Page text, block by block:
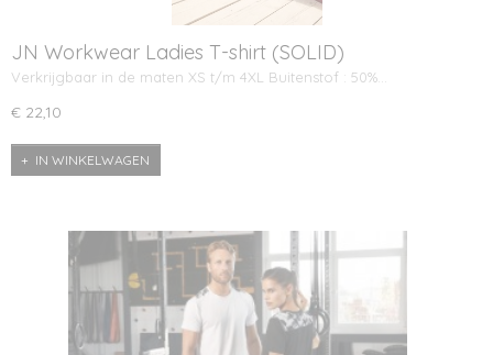
JN Workwear Ladies T-shirt (SOLID)
Verkrijgbaar in de maten XS t/m 4XL Buitenstof : 50%…
€ 22,10
IN WINKELWAGEN